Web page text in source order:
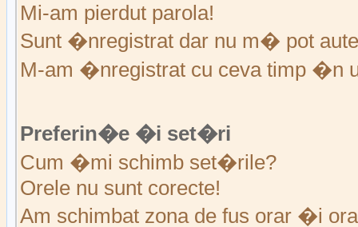
Mi-am pierdut parola!
Sunt �nregistrat dar nu m� pot
M-am �nregistrat cu ceva timp �n
Preferin�e �i set�ri
Cum �mi schimb set�rile?
Orele nu sunt corecte!
Am schimbat zona de fus orar �i